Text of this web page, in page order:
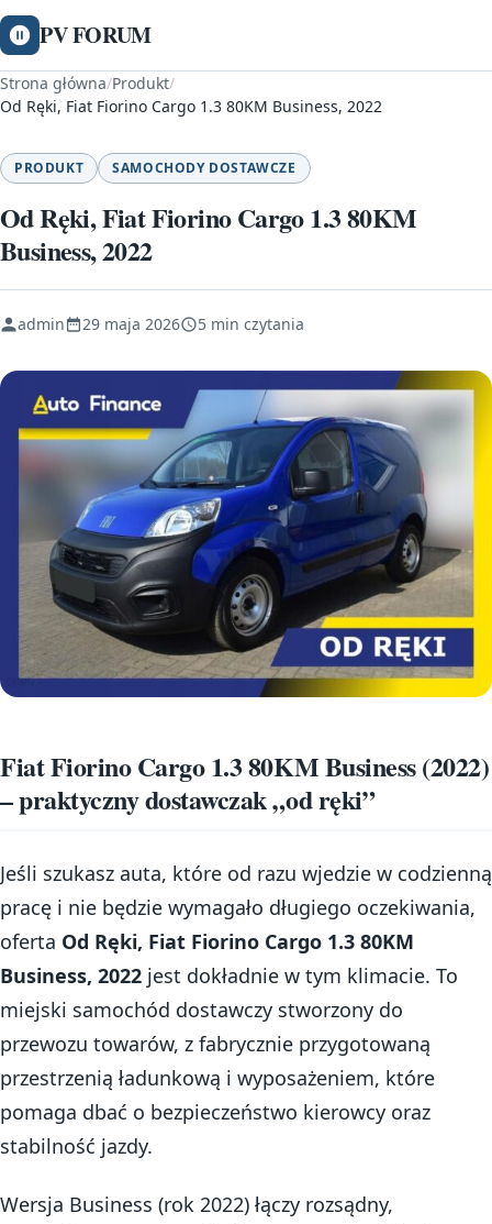
PV FORUM
Strona główna/Produkt/
Od Ręki, Fiat Fiorino Cargo 1.3 80KM Business, 2022
PRODUKT SAMOCHODY DOSTAWCZE
Od Ręki, Fiat Fiorino Cargo 1.3 80KM
Business, 2022
admin 29 maja 2026 5 min czytania
Fiat Fiorino Cargo 1.3 80KM Business (2022)
– praktyczny dostawczak „od ręki”
Jeśli szukasz auta, które od razu wjedzie w codzienną
pracę i nie będzie wymagało długiego oczekiwania,
oferta Od Ręki, Fiat Fiorino Cargo 1.3 80KM
Business, 2022 jest dokładnie w tym klimacie. To
miejski samochód dostawczy stworzony do
przewozu towarów, z fabrycznie przygotowaną
przestrzenią ładunkową i wyposażeniem, które
pomaga dbać o bezpieczeństwo kierowcy oraz
stabilność jazdy.
Wersja Business (rok 2022) łączy rozsądny,